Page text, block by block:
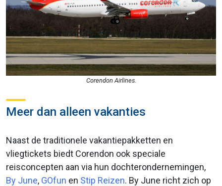
Corendon Airlines.
Meer dan alleen vakanties
Naast de traditionele vakantiepakketten en
vliegtickets biedt Corendon ook speciale
reisconcepten aan via hun dochterondernemingen,
By June, GOfun en Stip Reizen. By June richt zich op